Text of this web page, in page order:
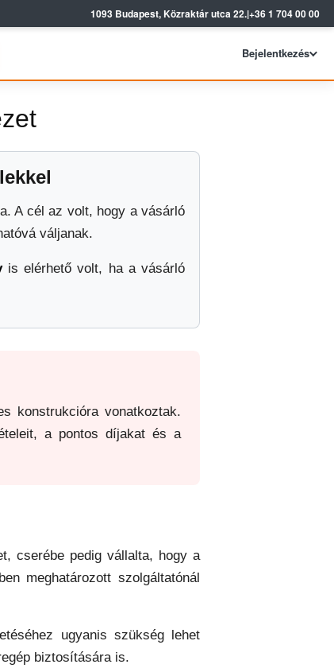
1093 Budapest, Közraktár utca 22.|+36 1 704 00 00
Bejelentkezés
A cél az volt, hogy a vásárló
váljanak.
is elérhető volt, ha a vásárló
konstrukcióra vonatkoztak.
a pontos díjakat és a
cserébe pedig vállalta, hogy a
meghatározott szolgáltatónál
ugyanis szükség lehet
biztosítására is.